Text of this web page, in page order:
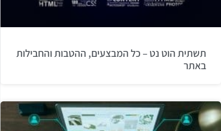
תשתית הוט נט – כל המבצעים, ההטבות והחבילות
באתר